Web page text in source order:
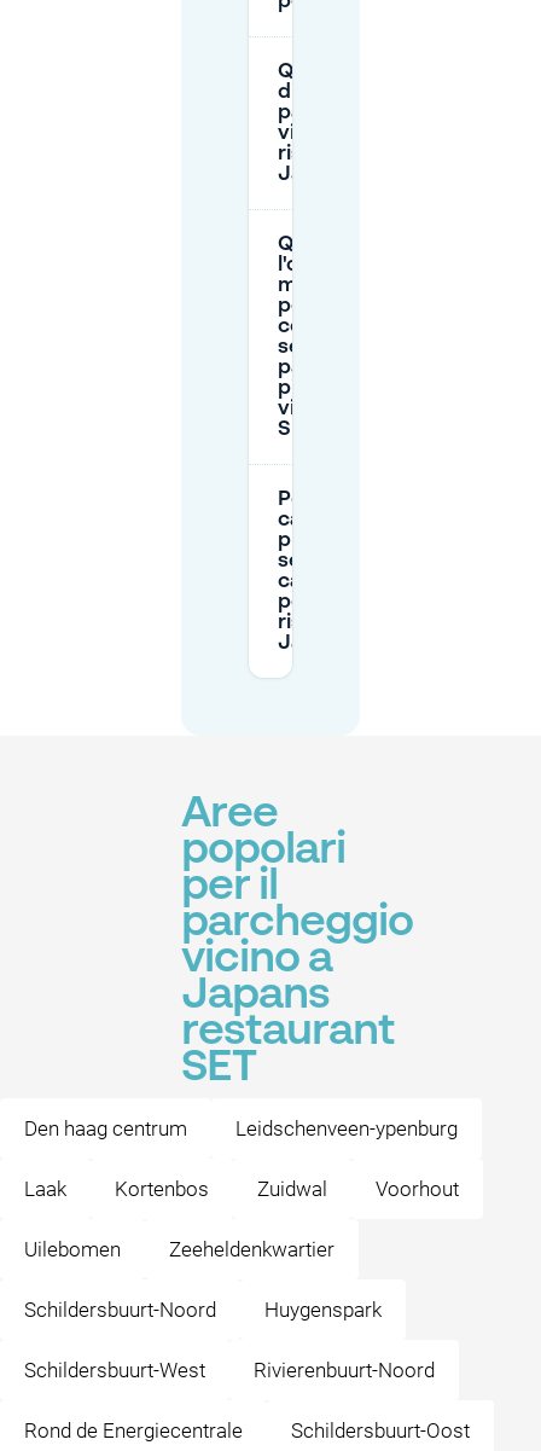
Quanto costa
di solito
parcheggiare
vicino al
ristorante
Japans SET?
Qual è
l'opzione
migliore
per
cenare la
sera o per
parcheggi
più lunghi
vicino a
SET?
Posso
cancellare la
prenotazione
se i miei piani
cambiano
per il
ristorante
Japans SET?
Aree
popolari
per il
parcheggio
vicino a
Japans
restaurant
SET
Den haag centrum Leidschenveen-ypenburg
Laak Kortenbos Zuidwal Voorhout
Uilebomen Zeeheldenkwartier
Schildersbuurt-Noord Huygenspark
Schildersbuurt-West Rivierenbuurt-Noord
Rond de Energiecentrale Schildersbuurt-Oost